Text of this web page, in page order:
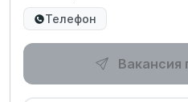
Телефон
Вакансия